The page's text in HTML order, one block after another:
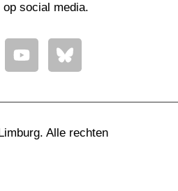
social media.
Y
o
b
Alle rechten